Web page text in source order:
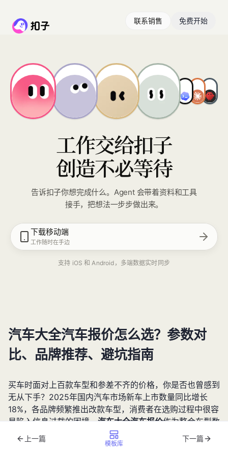
联系销售 免费开始
工作交给扣子
创造不必等待
告诉扣子你想完成什么。Agent 会带着资料和工具
接手，把想法一步步做出来。
下载移动端
工作随时在手边
支持 iOS 和 Android，多端数据实时同步
汽车大全汽车报价怎么选？参数对
比、品牌推荐、避坑指南
买车时面对上百款车型和参差不齐的价格，你是否也曾感到
无从下手？2025年国内汽车市场新车上市数量同比增长
18%，各品牌频繁推出改款车型，消费者在选购过程中很容
易陷入信息过载的困境。汽车大全汽车报价作为整合车型数
据与价格信息的重要工具，能帮助你系统对比参数配置、精
准定位预算区间、避开购车陷阱。本文将从参数对比方法、
上一篇
模板库
下一篇